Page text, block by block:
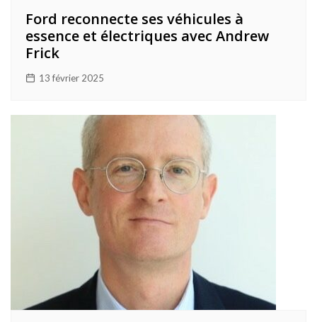
Ford reconnecte ses véhicules à
essence et électriques avec Andrew
Frick
13 février 2025